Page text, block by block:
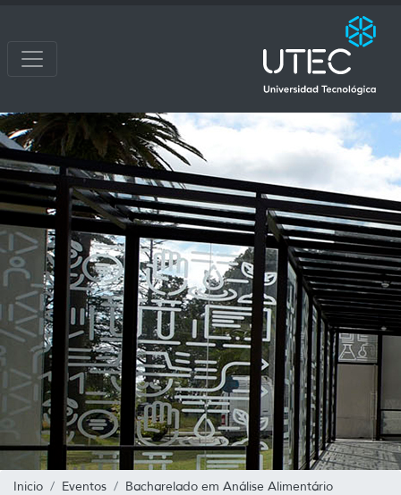
Inicio Eventos
Bacharelado em Análise Alimentário